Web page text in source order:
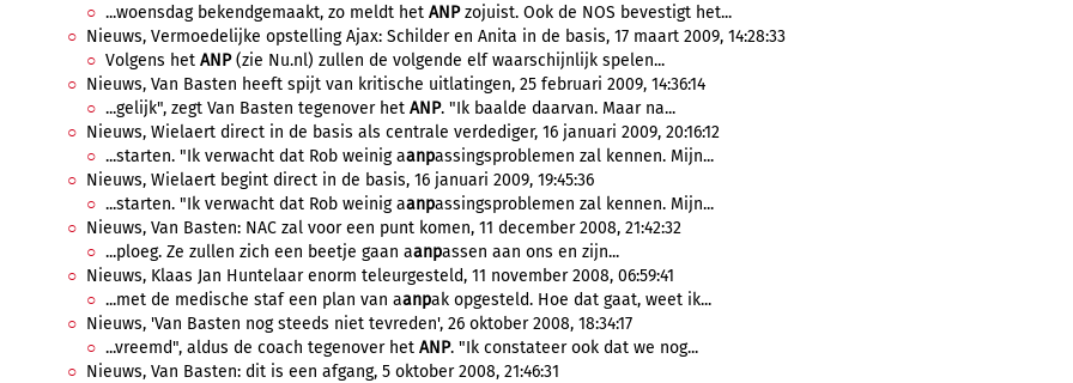
...woensdag bekendgemaakt, zo meldt het ANPzojuist. Ook de NOS bevestigt het...
Nieuws, Vermoedelijke opstelling Ajax: Schilder en Anita in de basis, 17 maart 2009, 14:28:33
Volgens het ANP(zie Nu.nl) zullen de volgende elf waarschijnlijk spelen...
Nieuws, Van Basten heeft spijt van kritische uitlatingen, 25 februari 2009, 14:36:14
...gelijk", zegt Van Basten tegenover het ANP. "Ik baalde daarvan. Maar na...
Nieuws, Wielaert direct in de basis als centrale verdediger, 16 januari 2009, 20:16:12
...starten. "Ik verwacht dat Rob weinig aanpassingsproblemen zal kennen. Mijn...
Nieuws, Wielaert begint direct in de basis, 16 januari 2009, 19:45:36
...starten. "Ik verwacht dat Rob weinig aanpassingsproblemen zal kennen. Mijn...
Nieuws, Van Basten: NAC zal voor een punt komen, 11 december 2008, 21:42:32
...ploeg. Ze zullen zich een beetje gaan aanpassen aan ons en zijn...
Nieuws, Klaas Jan Huntelaar enorm teleurgesteld, 11 november 2008, 06:59:41
...met de medische staf een plan van aanpak opgesteld. Hoe dat gaat, weet ik...
Nieuws, 'Van Basten nog steeds niet tevreden', 26 oktober 2008, 18:34:17
...vreemd", aldus de coach tegenover het ANP. "Ik constateer ook dat we nog...
Nieuws, Van Basten: dit is een afgang, 5 oktober 2008, 21:46:31